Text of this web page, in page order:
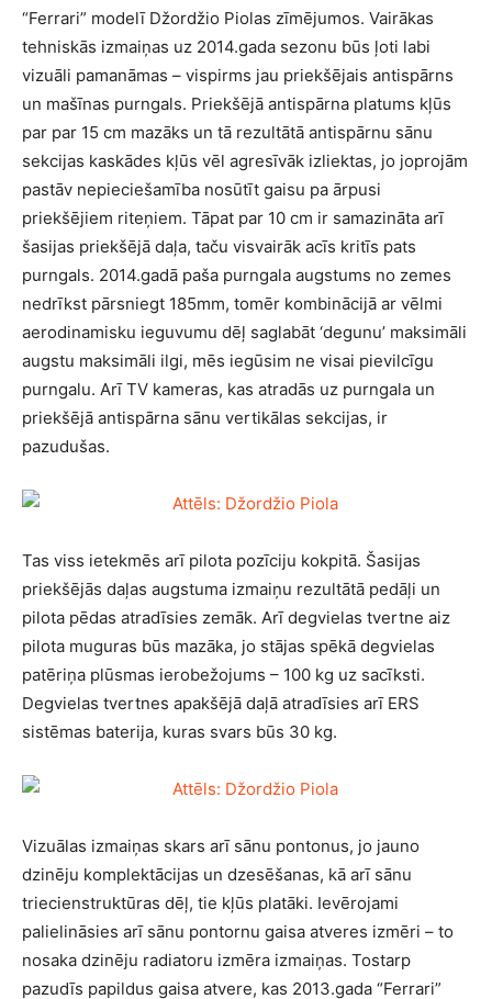
“Ferrari” modelī Džordžio Piolas zīmējumos. Vairākas
tehniskās izmaiņas uz 2014.gada sezonu būs ļoti labi
vizuāli pamanāmas – vispirms jau priekšējais antispārns
un mašīnas purngals. Priekšējā antispārna platums kļūs
par par 15 cm mazāks un tā rezultātā antispārnu sānu
sekcijas kaskādes kļūs vēl agresīvāk izliektas, jo joprojām
pastāv nepieciešamība nosūtīt gaisu pa ārpusi
priekšējiem riteņiem. Tāpat par 10 cm ir samazināta arī
šasijas priekšējā daļa, taču visvairāk acīs kritīs pats
purngals. 2014.gadā paša purngala augstums no zemes
nedrīkst pārsniegt 185mm, tomēr kombinācijā ar vēlmi
aerodinamisku ieguvumu dēļ saglabāt ‘degunu’ maksimāli
augstu maksimāli ilgi, mēs iegūsim ne visai pievilcīgu
purngalu. Arī TV kameras, kas atradās uz purngala un
priekšējā antispārna sānu vertikālas sekcijas, ir
pazudušas.
Tas viss ietekmēs arī pilota pozīciju kokpitā. Šasijas
priekšējās daļas augstuma izmaiņu rezultātā pedāļi un
pilota pēdas atradīsies zemāk. Arī degvielas tvertne aiz
pilota muguras būs mazāka, jo stājas spēkā degvielas
patēriņa plūsmas ierobežojums – 100 kg uz sacīksti.
Degvielas tvertnes apakšējā daļā atradīsies arī ERS
sistēmas baterija, kuras svars būs 30 kg.
Vizuālas izmaiņas skars arī sānu pontonus, jo jauno
dzinēju komplektācijas un dzesēšanas, kā arī sānu
triecienstruktūras dēļ, tie kļūs platāki. Ievērojami
palielināsies arī sānu pontornu gaisa atveres izmēri – to
nosaka dzinēju radiatoru izmēra izmaiņas. Tostarp
pazudīs papildus gaisa atvere, kas 2013.gada “Ferrari”